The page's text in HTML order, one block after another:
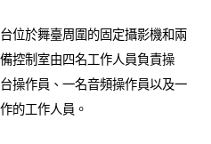
位於舞臺周圍的固定攝影機和兩
控制室由四名工作人員負責操
操作員、一名音頻操作員以及一
的工作人員。